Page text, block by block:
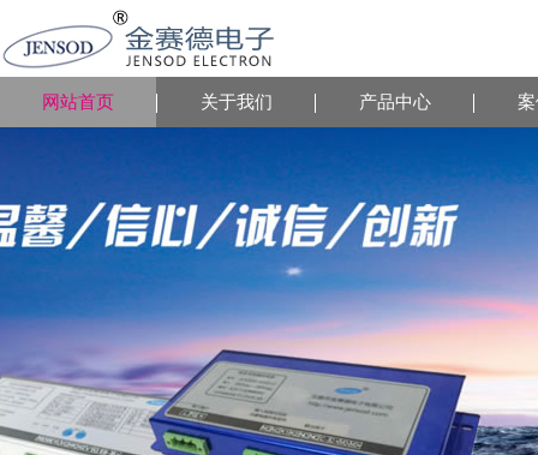
网站首页 关于我们 产品中心